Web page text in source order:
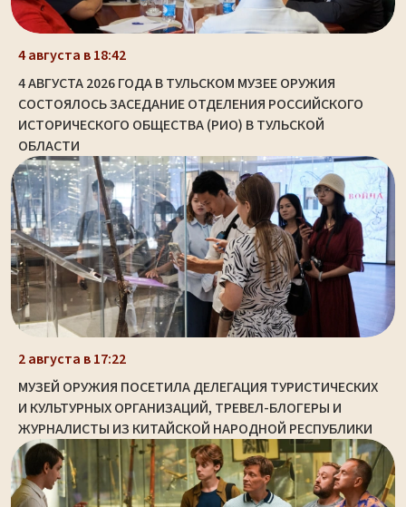
4 августа в 18:42
4 АВГУСТА 2026 ГОДА В ТУЛЬСКОМ МУЗЕЕ ОРУЖИЯ
СОСТОЯЛОСЬ ЗАСЕДАНИЕ ОТДЕЛЕНИЯ РОССИЙСКОГО
ИСТОРИЧЕСКОГО ОБЩЕСТВА (РИО) В ТУЛЬСКОЙ
ОБЛАСТИ
2 августа в 17:22
МУЗЕЙ ОРУЖИЯ ПОСЕТИЛА ДЕЛЕГАЦИЯ ТУРИСТИЧЕСКИХ
И КУЛЬТУРНЫХ ОРГАНИЗАЦИЙ, ТРЕВЕЛ-БЛОГЕРЫ И
ЖУРНАЛИСТЫ ИЗ КИТАЙСКОЙ НАРОДНОЙ РЕСПУБЛИКИ